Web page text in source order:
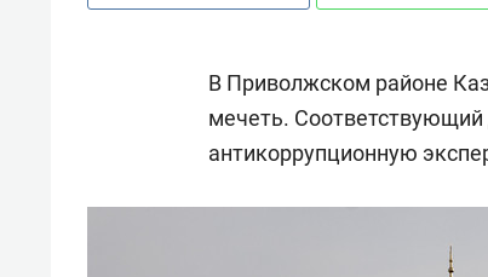
В Приволжском районе
мечеть.
антикоррупционную